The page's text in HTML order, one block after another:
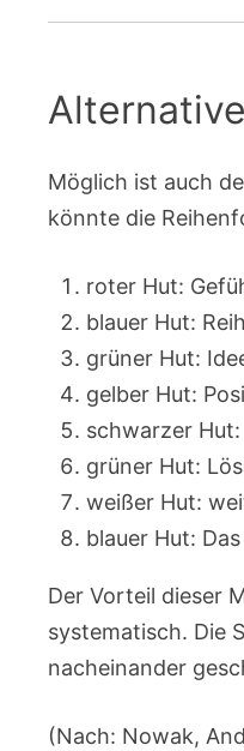
Möglich ist auch
könnte die
roter Hut:
blauer Hut:
grüner Hut:
gelber Hut:
schwarzer
grüner Hut:
weißer Hut:
blauer Hut:
Der Vorteil dieser
systematisch. Die
nacheinander
(Nach: Nowak,